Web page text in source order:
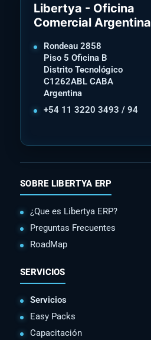
Libertya - Oficina
Comercial Argentina
Rondeau 2858
Piso 5 Oficina B
Distrito Tecnológico
C1262ABL CABA
Argentina
+54 11 3220 3493 / 94
SOBRE LIBERTYA ERP
¿Que es Libertya ERP?
Preguntas Frecuentes
RoadMap
SERVICIOS
Servicios
Easy Packs
Capacitación